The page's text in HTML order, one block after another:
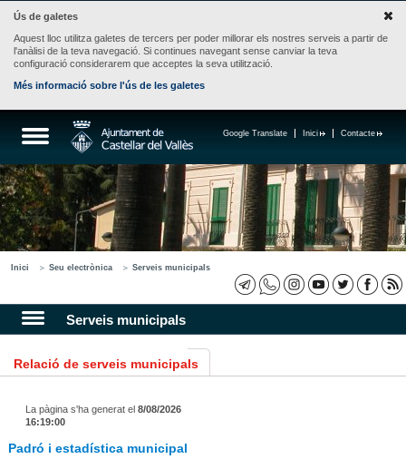
Ús de galetes
Aquest lloc utilitza galetes de tercers per poder millorar els nostres serveis a partir de
l'anàlisi de la teva navegació. Si continues navegant sense canviar la teva
configuració considerarem que acceptes la seva utilització.
Més informació sobre l'ús de les galetes
Contacte
Inici
Google Translate
Inici Seu electrònica Serveis municipals
Serveis municipals
Relació de serveis municipals
La pàgina s'ha generat el 8/08/2026
16:19:00
Padró i estadística municipal